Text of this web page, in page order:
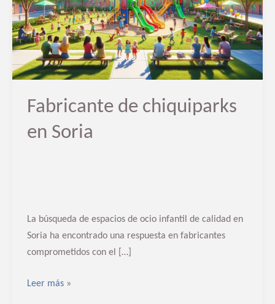
Fabricante de chiquiparks
en Soria
La búsqueda de espacios de ocio infantil de calidad en
Soria ha encontrado una respuesta en fabricantes
comprometidos con el […]
Soria
Leer más »